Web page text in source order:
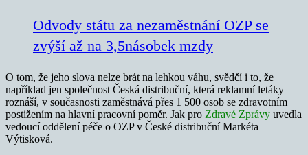
Odvody státu za nezaměstnání OZP se
zvýší až na 3,5násobek mzdy
O tom, že jeho slova nelze brát na lehkou váhu, svědčí i to, že
například jen společnost Česká distribuční, která reklamní letáky
roznáší, v současnosti zaměstnává přes 1 500 osob se zdravotním
postižením na hlavní pracovní poměr. Jak pro Zdravé Zprávy uvedla
vedoucí oddělení péče o OZP v České distribuční Markéta
Výtisková.